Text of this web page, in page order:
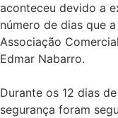
aconteceu devido a
número de dias que
Associação
Edmar Nabarro.
Durante os 12 dias
segurança foram